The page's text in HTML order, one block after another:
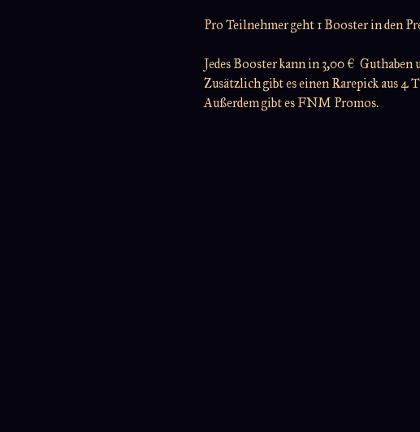
Pro Teilnehmer geht 1 Booster in den
Jedes Booster kann in 3,00 €  Guthaben
Zusätzlich gibt es einen Rarepick aus
Außerdem gibt es FNM Promos.